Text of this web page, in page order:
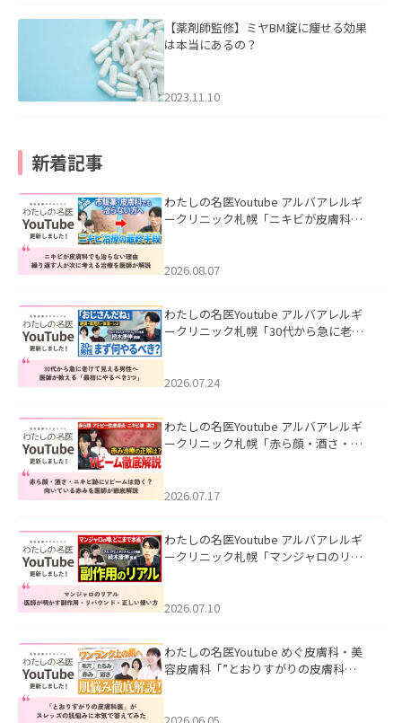
【薬剤師監修】ミヤBM錠に痩せる効果
は本当にあるの？
2023.11.10
新着記事
わたしの名医Youtube アルバアレルギ
ークリニック札幌「ニキビが皮膚科で
ました。
2026.08.07
わたしの名医Youtube アルバアレルギ
ークリニック札幌「30代から急に老け
た。
2026.07.24
わたしの名医Youtube アルバアレルギ
ークリニック札幌「赤ら顔・酒さ・ニ
した。
2026.07.17
わたしの名医Youtube アルバアレルギ
ークリニック札幌「マンジャロのリア
た。
2026.07.10
わたしの名医Youtube めぐ皮膚科・美
容皮膚科「”とおりすがりの皮膚科